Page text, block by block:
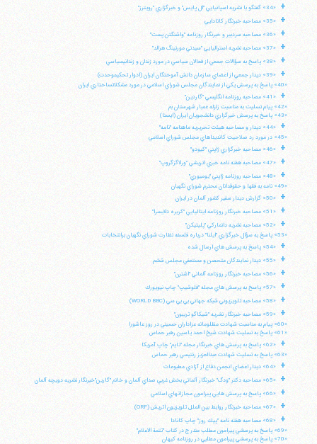
+ «34» گفتگو با نشريه اسپانيايي "ال پايس" و خبرگزاري "رويترز"
+ «35» مصاحبه خبرنگار كانادايي
+ «36» مصاحبه سردبير و خبرنگار روزنامه "واشنگتن پست"
+ «37» مصاحبه نشريه استراليايي "سيدني مورنينگ هرالد"
+ «38» پاسخ به سؤالات جمعي از فعالان سياسي در مورد زندان و زندانيسياسي
+
«39» ديدار جمعي از اعضاي سازمان دانش آموختگان ايران (ادوار تحكيموحدت)
«40» پاسخ به پرسش يكي از نمايندگان مجلس شوراي اسلامي در مورد مشكلاتساختاري ايران
+
«41» مصاحبه روزنامه انگليسي "گاردين"
«42» پيام تسليت به مناسبت زلزله غمبار شهرستان بم
«43» پاسخ به پرسش خبرگزاري دانشجويان ايران (ايسنا)
+
«44» ديدار و مصاحبه هيئت تحريريه ماهنامه "نامه"
«45» در مورد رد صلاحيت كانديداهاي مجلس شوراي اسلامي
+ «46» مصاحبه خبرگزاري ژاپني "كيودو"
+ «47» مصاحبه هفته نامه خبري اتريشي "ورلاگزگروپ"
+
«48» مصاحبه روزنامه ژاپني "يوميوري"
«49» نامه به فقها و حقوقدانان محترم شوراي نگهبان
+ «50» گزارش ديدار سفير كشور آلمان در ايران
+ «51» مصاحبه خبرنگار روزنامه ايتاليايي "كريره دلايسرا"
+
«52» مصاحبه نشريه دانماركي "پليتيكن"
«53» پاسخ به سؤال خبرگزاري "ايلنا" درباره فلسفه نظارت شوراي نگهبان برانتخابات
+ «54» پاسخ به پرسش هاي ارسال شده
+ «55» ديدار نمايندگان متحصن و مستعفي مجلس ششم
+ «56» مصاحبه خبرنگار روزنامه آلماني "اشترن"
+ «57» پاسخ به پرسش هاي مجله "فلوشيپ" چاپ نيويورك
+ «58» مصاحبه تلويزيوني شبكه جهاني بي بي سي (WORLD BBC)
+
«59» مصاحبه خبرنگار نشريه "شيكاگو تريبون"
«60» پيام به مناسبت شهادت مظلومانه عزاداران حسيني در روز عاشورا
«61» پاسخ به تسليت شهادت شيخ احمد ياسين رهبر حماس
+
«62» پاسخ به پرسش هاي خبرنگار مجله "تايم" چاپ آمريكا
«63» پاسخ به تسليت شهادت عبدالعزيز رنتيسي رهبر حماس
+ «64» ديدار اعضاي انجمن دفاع از آزادي مطبوعات
+ «65» مصاحبه دكتر "ودگ" خبرنگار آلماني بخش غربي صداي آلمان و خانم "گارين"خبرنگار نشريه دويچه آلمان
+ «66» پاسخ به پرسش هايي پيرامون مجازاتهاي اسلامي
+ «67» مصاحبه خبرنگار روابط بين الملل تلويزيون اتريش (ORF)
+
«68» مصاحبه هفته نامه "پيك روز" چاپ كانادا
«69» پاسخ به پرسشي پيرامون مطلب مندرج در كتاب "تتمة الاعلام"
«70» پاسخ به پرسشي پيرامون مطلبي در روزنامه كيهان
آیت‌الله منتظری
وب سایت رسمی آیت‌الله منتظری
ایران،قم،میدان مصلّی، بلوار شهید محمّد منتظری، كوچه
شماره ٨
کد پستی: 3713744381
تلفن 37740011-25-98+ تا 14
فکس37740015-25-98+